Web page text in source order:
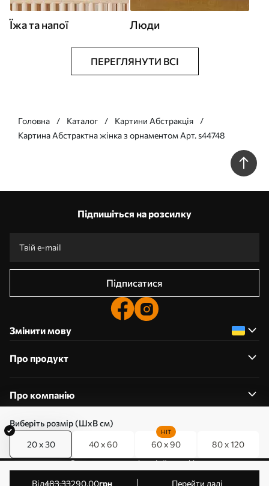
Виберіть розмір (ШхВ см)
20 x 30 40 x 60 60 x 90
HIT
80 x 120
від483.33290.00грн Перейти далі
Їжа та напої Люди
ПЕРЕГЛЯНУТИ ВСІ
Головна Каталог
Картини Абстракція
Картина Абстрактна жінка з орнаментом Арт. s44748
Підпишіться на розсилку
Підписатися
Змінити мову
Про продукт
Про компанію
0800357223
Редагування дозволів на файли cookie
© 2011-2026 Art-holst. Усі права захищені. Власник: